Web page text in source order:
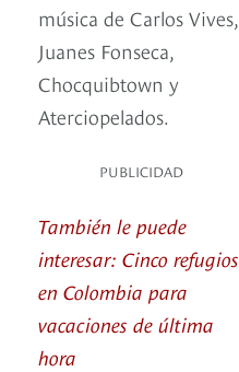
música de Carlos Vives,
Juanes Fonseca,
Chocquibtown y
Aterciopelados.
PUBLICIDAD
También le puede
interesar: Cinco refugios
en Colombia para
vacaciones de última
hora